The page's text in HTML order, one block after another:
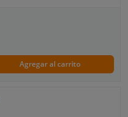
Agregar al carrito